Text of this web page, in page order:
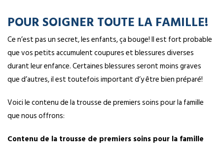
POUR SOIGNER TOUTE LA FAMILLE!
Ce n’est pas un secret, les enfants, ça bouge! Il est fort probable
que vos petits accumulent coupures et blessures diverses
durant leur enfance. Certaines blessures seront moins graves
que d’autres, il est toutefois important d’y être bien préparé!
Voici le contenu de la trousse de premiers soins pour la famille
que nous offrons:
Contenu de la trousse de premiers soins pour la famille